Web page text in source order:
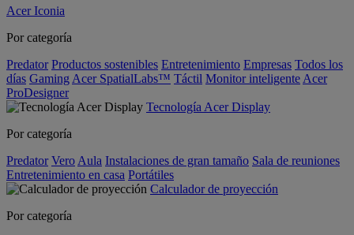
Acer Iconia
Por categoría
Predator Productos sostenibles Entretenimiento Empresas Todos los
días Gaming Acer SpatialLabs™ Táctil Monitor inteligente Acer
ProDesigner
Tecnología Acer Display
Por categoría
Predator Vero Aula Instalaciones de gran tamaño Sala de reuniones
Entretenimiento en casa Portátiles
Calculador de proyección
Por categoría